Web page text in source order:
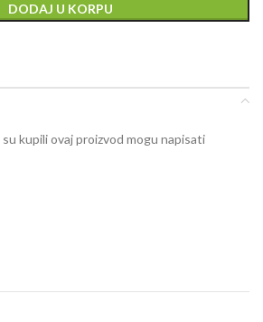
DODAJ U KORPU
kupili ovaj proizvod mogu napisati